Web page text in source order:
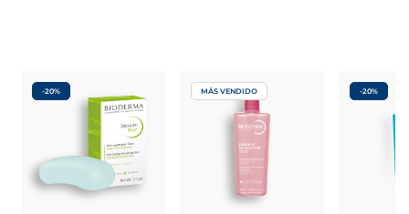
-20% MÁS VENDIDO -20%